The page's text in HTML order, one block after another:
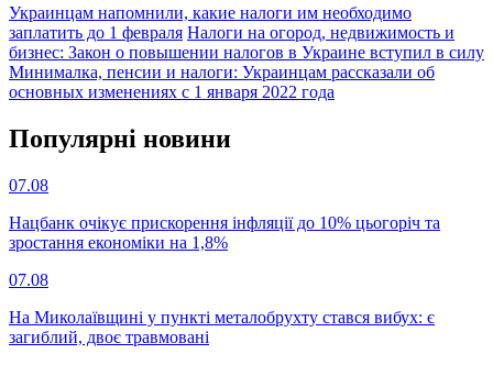
Украинцам напомнили, какие налоги им необходимо
заплатить до 1 февраля Налоги на огород, недвижимость и
бизнес: Закон о повышении налогов в Украине вступил в силу
Минималка, пенсии и налоги: Украинцам рассказали об
основных изменениях с 1 января 2022 года
Популярнi новини
07.08
Нацбанк очікує прискорення інфляції до 10% цьогоріч та
зростання економіки на 1,8%
07.08
На Миколаївщині у пункті металобрухту стався вибух: є
загиблий, двоє травмовані